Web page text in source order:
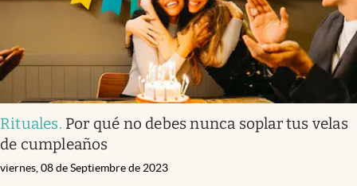
Rituales. Por qué no debes nunca soplar tus velas
de cumpleaños
viernes, 08 de Septiembre de 2023